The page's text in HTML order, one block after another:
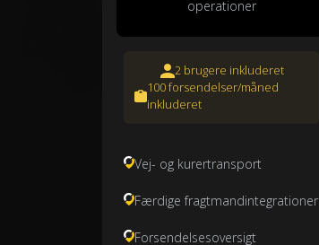
operationer
2 brugere inkluderet
100 forsendelser/måned
inkluderet
Vej- og kurertransport
Færdige fragtmandintegrationer
Forsendelsesoversigt